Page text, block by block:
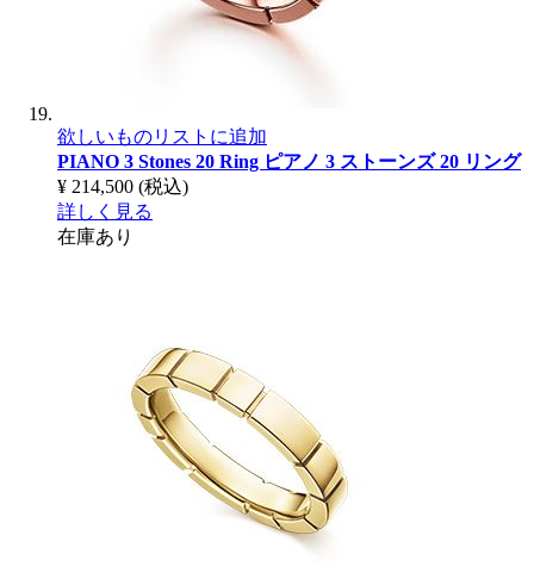
欲しいものリストに追加
PIANO 3 Stones 20 Ring ピアノ 3 ストーンズ 20 リング
¥ 214,500 (税込)
詳しく見る
在庫あり